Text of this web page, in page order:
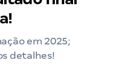
em 2025;
detalhes!